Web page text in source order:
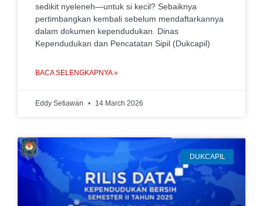
sedikit nyeleneh—untuk si kecil? Sebaiknya
pertimbangkan kembali sebelum mendaftarkannya
dalam dokumen kependudukan. Dinas
Kependudukan dan Pencatatan Sipil (Dukcapil)
BACA SELENGKAPNYA »
Eddy Setiawan 14 March 2026
DUKCAPIL